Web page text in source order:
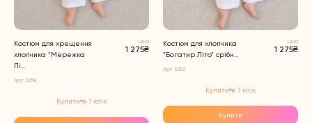
Костюм для хрещення
хлопчика “Мережка
Лі...
Арт. 13159
Ціна
1 275₴
Купити в 1 клік
Костюм для хлопчика
“Богатир Літо” срібн...
Арт. 121131
Ціна
1 275₴
Купити в 1 клік
Купити